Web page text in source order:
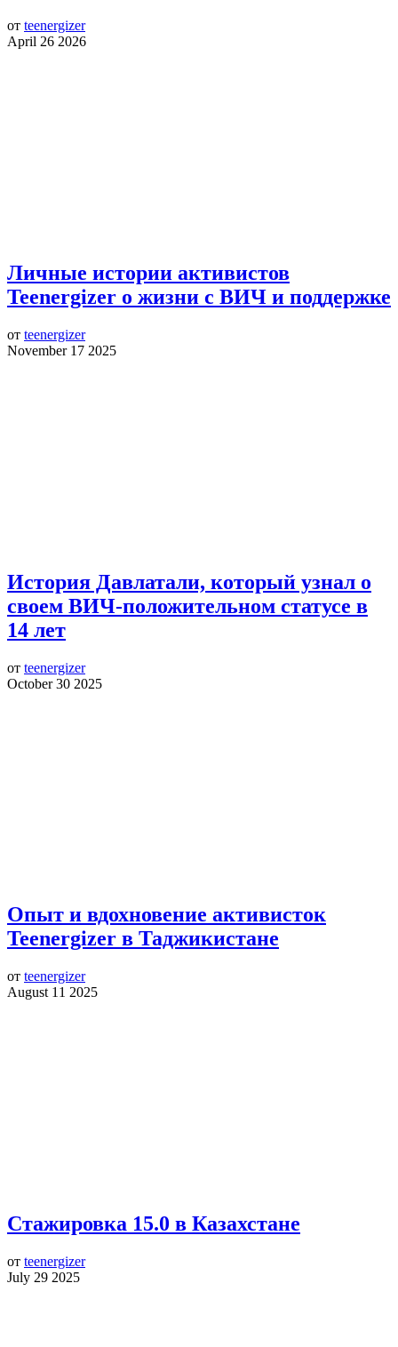
от teenergizer
April 26 2026
Личные истории активистов
Teenergizer о жизни с ВИЧ и поддержке
от teenergizer
November 17 2025
История Давлатали, который узнал о
своем ВИЧ-положительном статусе в
14 лет
от teenergizer
October 30 2025
Опыт и вдохновение активисток
Teenergizer в Таджикистане
от teenergizer
August 11 2025
Стажировка 15.0 в Казахстане
от teenergizer
July 29 2025